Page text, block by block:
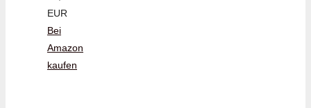
EUR
Bei
Amazon
kaufen